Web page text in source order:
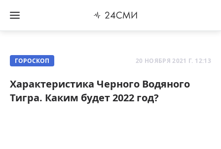
ГОРОСКОП 20 НОЯБРЯ 2021 Г. 12:13
Характеристика Черного Водяного
Тигра. Каким будет 2022 год?